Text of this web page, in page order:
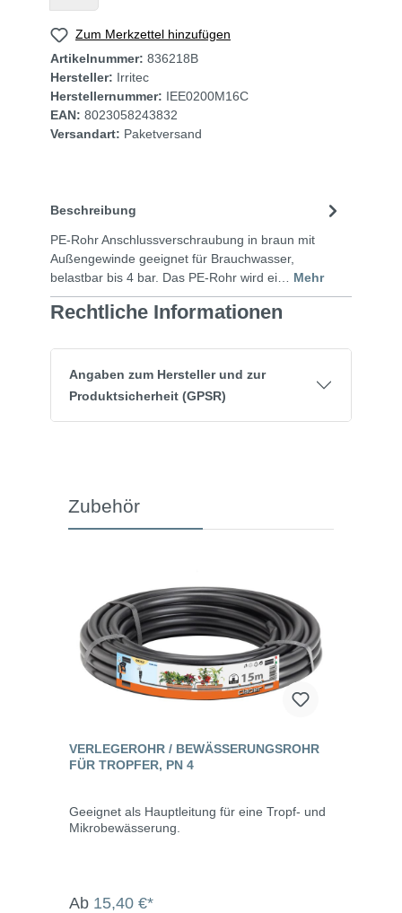
Zum Merkzettel hinzufügen
Artikelnummer: 836218B
Hersteller: Irritec
Herstellernummer: IEE0200M16C
EAN: 8023058243832
Versandart: Paketversand
Beschreibung
PE-Rohr Anschlussverschraubung in braun mit
Außengewinde geeignet für Brauchwasser,
belastbar bis 4 bar. Das PE-Rohr wird ei… Mehr
Rechtliche Informationen
Angaben zum Hersteller und zur
Produktsicherheit (GPSR)
Zubehör
VERLEGEROHR / BEWÄSSERUNGSROHR
FÜR TROPFER, PN 4
Geeignet als Hauptleitung für eine Tropf- und
Mikrobewässerung.
Ab 15,40 €*